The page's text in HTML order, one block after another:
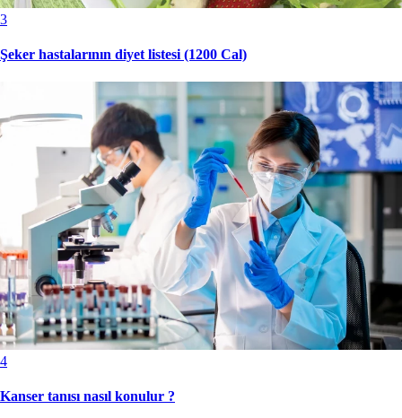
3
Şeker hastalarının diyet listesi (1200 Cal)
4
Kanser tanısı nasıl konulur ?